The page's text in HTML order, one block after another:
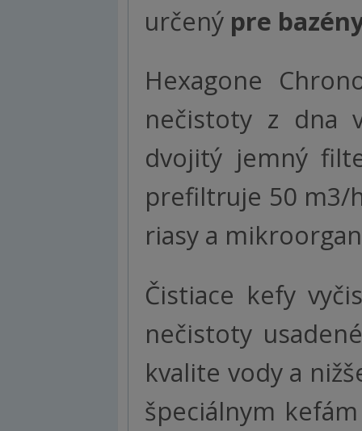
určený pre
Hexagone
nečistoty z dna
dvojitý jemný
prefiltruje 50 m3/
riasy a
Čistiace kefy
nečistoty
kvalite vody a
špeciálnym